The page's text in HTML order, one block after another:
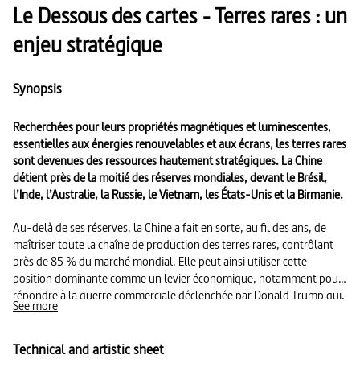
Le Dessous des cartes - Terres rares : un
enjeu stratégique
Synopsis
Recherchées pour leurs propriétés magnétiques et luminescentes,
essentielles aux énergies renouvelables et aux écrans, les terres rares
sont devenues des ressources hautement stratégiques. La Chine
détient près de la moitié des réserves mondiales, devant le Brésil,
l’Inde, l’Australie, la Russie, le Vietnam, les États-Unis et la Birmanie.
Au-delà de ses réserves, la Chine a fait en sorte, au fil des ans, de
maîtriser toute la chaîne de production des terres rares, contrôlant
près de 85 % du marché mondial. Elle peut ainsi utiliser cette
position dominante comme un levier économique, notamment pour
répondre à la guerre commerciale déclenchée par Donald Trump qui,
dans sa vision impérialiste et prédatrice des relations internationales,
du Groenland notamment.
See more
Technical and artistic sheet